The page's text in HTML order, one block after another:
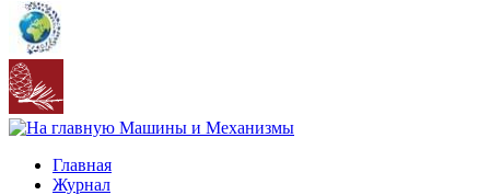
Главная
Журнал